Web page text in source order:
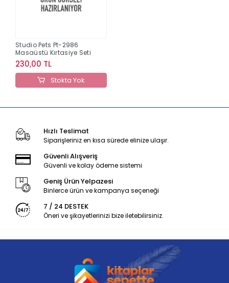
Studio Pets Pt-2986
Masaüstü Kırtasiye Seti
230,00 TL
Stokta Yok
Hızlı Teslimat
Siparişleriniz en kısa sürede elinize ulaşır.
Güvenli Alışveriş
Güvenli ve kolay ödeme sistemi
Geniş Ürün Yelpazesi
Binlerce ürün ve kampanya seçeneği
7 / 24 DESTEK
Öneri ve şikayetlerinizi bize iletebilirsiniz.